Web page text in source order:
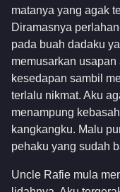
matanya yang agak
Diramasnya
pada buah dadaku
memusarkan
kesedapan sambil
terlalu nikmat. Aku
menampung
kangkangku. Malu
pehaku yang sudah
Uncle Rafie mula